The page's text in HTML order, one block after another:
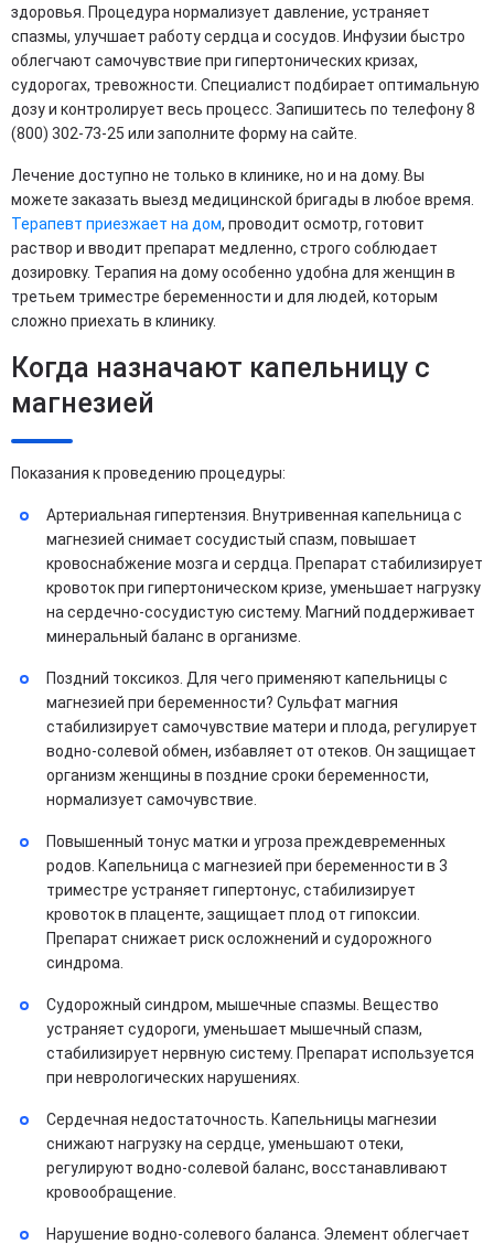
здоровья. Процедура нормализует давление, устраняет
спазмы, улучшает работу сердца и сосудов. Инфузии быстро
облегчают самочувствие при гипертонических кризах,
судорогах, тревожности. Специалист подбирает оптимальную
дозу и контролирует весь процесс. Запишитесь по телефону 8
(800) 302-73-25 или заполните форму на сайте.
Лечение доступно не только в клинике, но и на дому. Вы
можете заказать выезд медицинской бригады в любое время.
Терапевт приезжает на дом, проводит осмотр, готовит
раствор и вводит препарат медленно, строго соблюдает
дозировку. Терапия на дому особенно удобна для женщин в
третьем триместре беременности и для людей, которым
сложно приехать в клинику.
Когда назначают капельницу с
магнезией
Показания к проведению процедуры:
Артериальная гипертензия. Внутривенная капельница с
магнезией снимает сосудистый спазм, повышает
кровоснабжение мозга и сердца. Препарат стабилизирует
кровоток при гипертоническом кризе, уменьшает нагрузку
на сердечно-сосудистую систему. Магний поддерживает
минеральный баланс в организме.
Поздний токсикоз. Для чего применяют капельницы с
магнезией при беременности? Сульфат магния
стабилизирует самочувствие матери и плода, регулирует
водно-солевой обмен, избавляет от отеков. Он защищает
организм женщины в поздние сроки беременности,
нормализует самочувствие.
Повышенный тонус матки и угроза преждевременных
родов. Капельница с магнезией при беременности в 3
триместре устраняет гипертонус, стабилизирует
кровоток в плаценте, защищает плод от гипоксии.
Препарат снижает риск осложнений и судорожного
синдрома.
Судорожный синдром, мышечные спазмы. Вещество
устраняет судороги, уменьшает мышечный спазм,
стабилизирует нервную систему. Препарат используется
при неврологических нарушениях.
Сердечная недостаточность. Капельницы магнезии
снижают нагрузку на сердце, уменьшают отеки,
регулируют водно-солевой баланс, восстанавливают
кровообращение.
Нарушение водно-солевого баланса. Элемент облегчает